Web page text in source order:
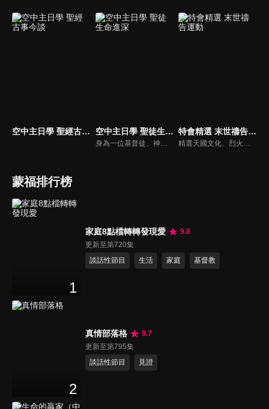
空中主日學 聖經古事今談 空中主日學 聖徒生命進深
身為一位基督徒、神的兒女，不能只是在知識上認識這位父神，我們應該要全面認識祂，當我們越多認識祂的屬性，並且經歷祂的恩典，我們就對祂的信心就越加增，以至於在每天的生活中都能享受祂奇妙、豐盛的一切！
特會精選 末世禱告運動
精選天國文化、烈火特會、超自然大能與使徒性教會等特會，幫助我們更加明白神的心意，好讓我們的生命能走在神的道路上進入命定。
蒙福排行榜
1
家庭8點檔轉轉發現愛
9.8
更新至第720集
談話性節目
生活 家庭 基督教
2
真情部落格
9.7
更新至第795集
談話性節目
見證